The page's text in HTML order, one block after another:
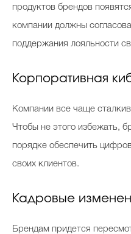
продуктов брендов
компании должны
поддержания лояльности
Корпоративная
Компании все чаще
Чтобы не этого избежать,
порядке обеспечить
своих клиентов.
Кадровые
Брендам придется